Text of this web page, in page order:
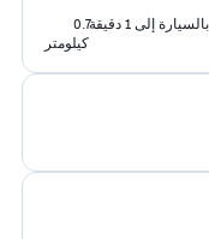
إلى 1 دقيقة
0.7
كيلومتر